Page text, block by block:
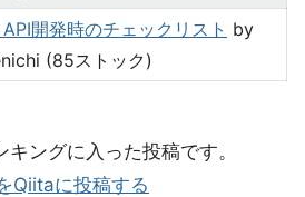
開発時のチェックリスト by
(85ストック)
ングに入った投稿です。
Qiitaに投稿する